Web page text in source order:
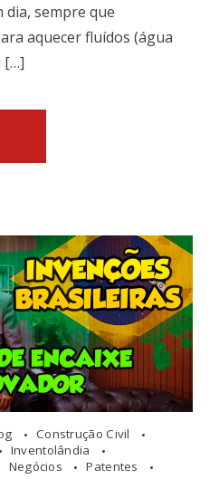
dia, sempre que
aquecer fluídos (água
[…]
Construção Civil
Inventolândia
Negócios
Patentes